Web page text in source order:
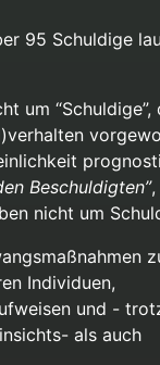
ist hängt meiner
Wenn
verhindert
muss auch hier das
auf 0, das ist nie
schärferer
diese schärfere
Beweisen
darf über den
95 Schuldige
um “Schuldige”,
Beschuldigten”,
nicht um
Individuen,
und -
als auch